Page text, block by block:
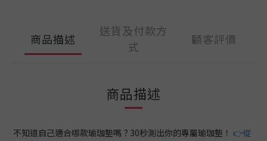
商品描述
送貨及付款方
式
顧客評價
商品描述
不知道自己適合哪款瑜珈墊嗎？30秒測出你的專屬瑜珈墊！ 👉從